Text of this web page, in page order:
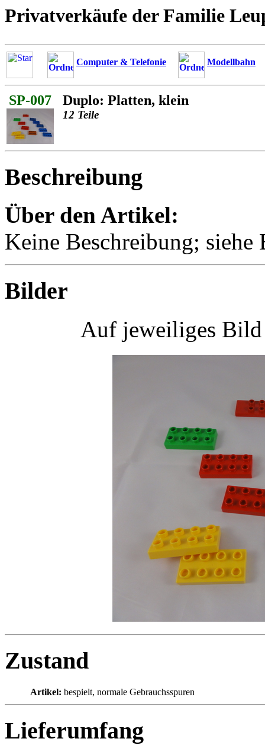
Privatverkäufe der Familie
Computer & Telefonie Modellbahn
SP-007 Duplo: Platten, klein
12 Teile
Beschreibung
Über den Artikel:
Keine Beschreibung; siehe
Bilder
Auf jeweiliges
Zustand
Artikel: bespielt, normale Gebrauchsspuren
Lieferumfang